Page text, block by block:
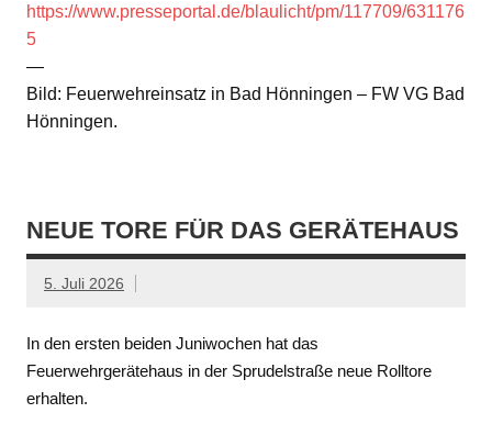
https://www.presseportal.de/blaulicht/pm/117709/631176
5
—
Bild: Feuerwehreinsatz in Bad Hönningen – FW VG Bad
Hönningen.
NEUE TORE FÜR DAS GERÄTEHAUS
5. Juli 2026
In den ersten beiden Juniwochen hat das
Feuerwehrgerätehaus in der Sprudelstraße neue Rolltore
erhalten.